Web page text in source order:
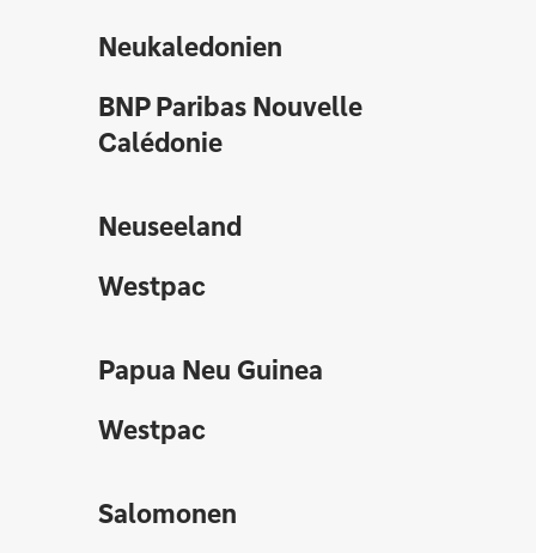
Neukaledonien
BNP Paribas Nouvelle
Calédonie
Neuseeland
Westpac
Papua Neu Guinea
Westpac
Salomonen